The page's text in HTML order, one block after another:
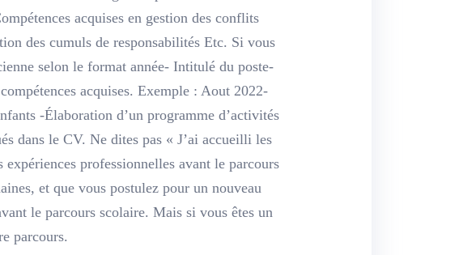
acquises en gestion des conflits
des cumuls de responsabilités Etc. Si vous
selon le format année- Intitulé du poste-
acquises. Exemple : Aout 2022-
-Élaboration d’un programme d’activités
dans le CV. Ne dites pas « J’ai accueilli les
professionnelles avant le parcours
et que vous postulez pour un nouveau
le parcours scolaire. Mais si vous êtes un
parcours.